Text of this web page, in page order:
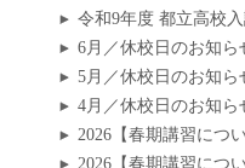
令和9年度 都立高校
6月／休校日のお知ら
5月／休校日のお知ら
4月／休校日のお知ら
2026【春期講習につ
2026【春期講習につ